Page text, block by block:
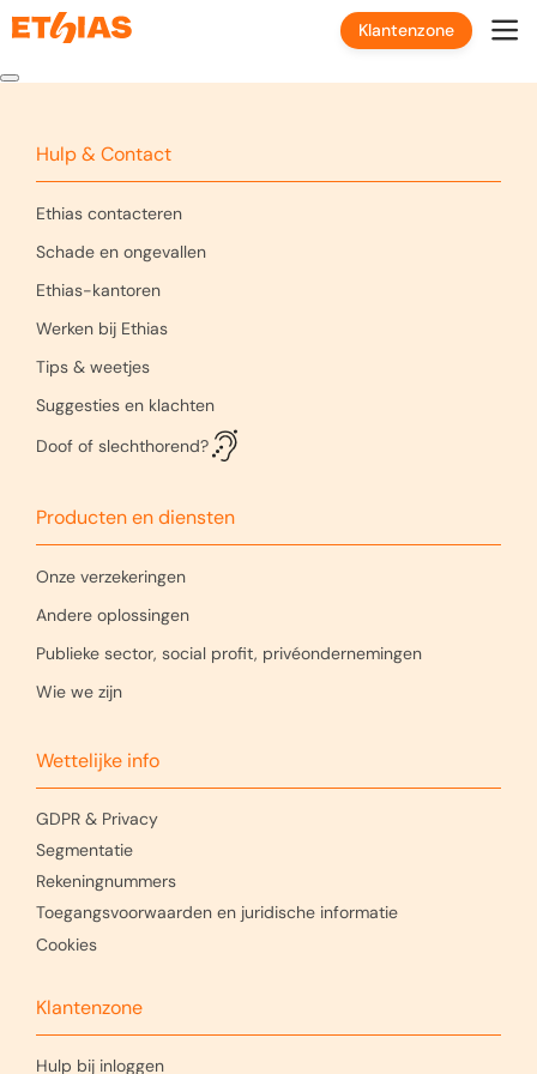
Klantenzone
Hulp & Contact
Ethias contacteren
Schade en ongevallen
Ethias-kantoren
Werken bij Ethias
Tips & weetjes
Suggesties en klachten
Doof of slechthorend?
Producten en diensten
Onze verzekeringen
Andere oplossingen
Publieke sector, social profit, privéondernemingen
Wie we zijn
Wettelijke info
GDPR & Privacy
Segmentatie
Rekeningnummers
Toegangsvoorwaarden en juridische informatie
Cookies
Klantenzone
Hulp bij inloggen